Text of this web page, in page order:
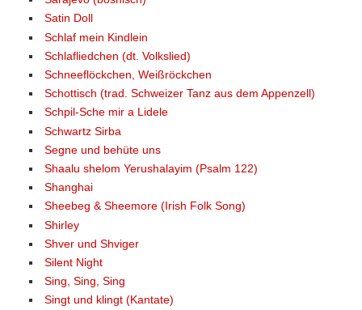
Satin Doll
Schlaf mein Kindlein
Schlafliedchen (dt. Volkslied)
Schneeflöckchen, Weißröckchen
Schottisch (trad. Schweizer Tanz aus dem Appenzell)
Schpil-Sche mir a Lidele
Schwartz Sirba
Segne und behüte uns
Shaalu shelom Yerushalayim (Psalm 122)
Shanghai
Sheebeg & Sheemore (Irish Folk Song)
Shirley
Shver und Shviger
Silent Night
Sing, Sing, Sing
Singt und klingt (Kantate)